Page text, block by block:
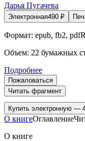
Дарья Пугачева
Электронная490 ₽
Формат: epub, fb2,
Объем: 22 бумажных
Подробнее
Пожаловаться
Читать фрагмент
Купить электронную —
О книгеОглавление
О книге